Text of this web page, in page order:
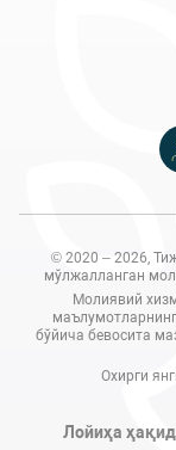
© 2020 – 2026,
мўлжалланган
Молиявий
бўйича бевосита
Охирги
Лойиҳа